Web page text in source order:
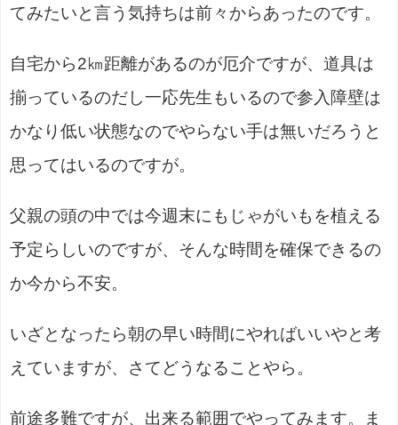
てみたいと言う気持ちは前々からあったのです。
自宅から2㎞距離があるのが厄介ですが、道具は
揃っているのだし一応先生もいるので参入障壁は
かなり低い状態なのでやらない手は無いだろうと
思ってはいるのですが。
父親の頭の中では今週末にもじゃがいもを植える
予定らしいのですが、そんな時間を確保できるの
か今から不安。
いざとなったら朝の早い時間にやればいいやと考
えていますが、さてどうなることやら。
前途多難ですが、出来る範囲でやってみます。ま